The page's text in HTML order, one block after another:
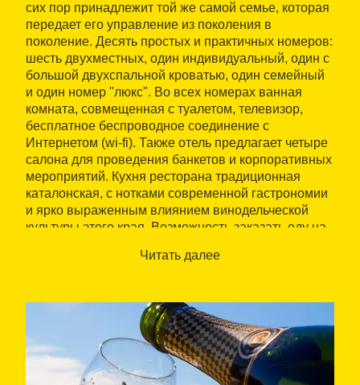
сих пор принадлежит той же самой семье, которая
передает его управление из поколения в
поколение. Десять простых и практичных номеров:
шесть двухместных, один индивидуальный, один с
большой двухспальной кроватью, один семейный
и один номер "люкс". Во всех номерах ванная
комната, совмещенная с туалетом, телевизор,
бесплатное беспроводное соединение с
Интернетом (wi-fi). Также отель предлагает четыре
салона для проведения банкетов и корпоративных
мероприятий. Кухня ресторана традиционная
каталонская, с нотками современной гастрономии
и ярко выраженным влиянием винодельческой
культуры этого края. Возможность заказать еду на
(необходимо заказать заранее).
Читать далее